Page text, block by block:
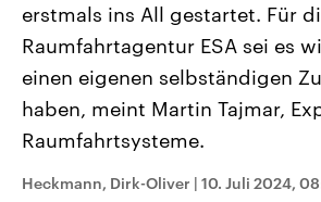
Landtagswahl Sachsen-Anhalt
2026
Alle Informationen
Sachsen-Anhalt wählt am 6.
September 2026 einen neuen
Landtag. Seit 2021 wird das
Bundesland von einer Koalition aus
CDU, SPD und FDP regiert.-
Umfragen, Prognosen,
Wahlprogramme, aktuelle Berichte
USA
erstmals ins All gestartet. Für
Raumfahrtagentur ESA sei es
einen eigenen selbständigen
haben, meint Martin Tajmar,
Raumfahrtsysteme.
Heckmann, Dirk-Oliver | 10. Juli 2024,